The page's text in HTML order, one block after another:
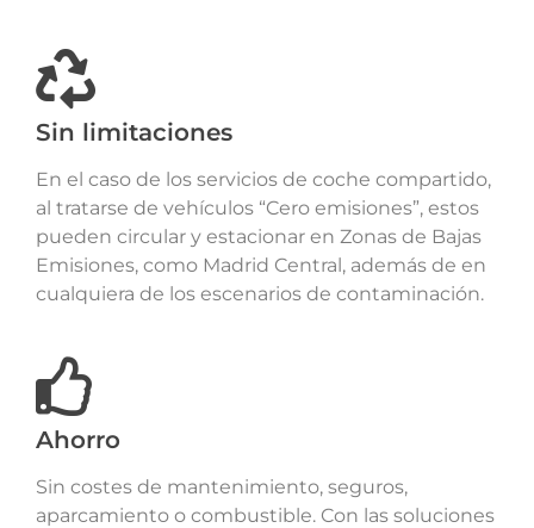
Sin limitaciones
En el caso de los servicios de coche compartido,
al tratarse de vehículos “Cero emisiones”, estos
pueden circular y estacionar en Zonas de Bajas
Emisiones, como Madrid Central, además de en
cualquiera de los escenarios de contaminación.
Ahorro
Sin costes de mantenimiento, seguros,
aparcamiento o combustible. Con las soluciones